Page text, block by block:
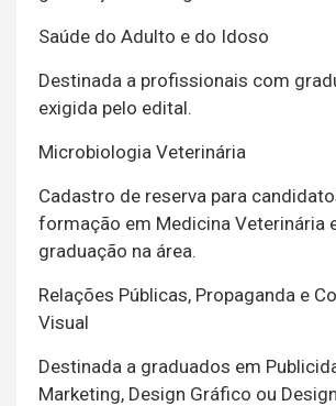
Saúde do Adulto e do Idoso
Destinada a profissionais com
exigida pelo edital.
Microbiologia Veterinária
Cadastro de reserva para
formação em Medicina Veterinária
graduação na área.
Relações Públicas, Propaganda e
Visual
Destinada a graduados em
Marketing, Design Gráfico ou